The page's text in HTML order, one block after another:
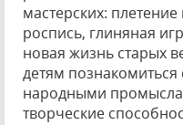
мастерских:
роспись, глиняная
новая жизнь старых
детям
народными
творческие